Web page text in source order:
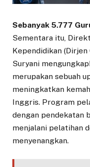
Sebanyak 5.777
Sementara itu,
Kependidikan
Suryani
merupakan sebuah
meningkatkan
Inggris. Program
dengan pendekatan
menjalani pelatihan
menyenangkan.